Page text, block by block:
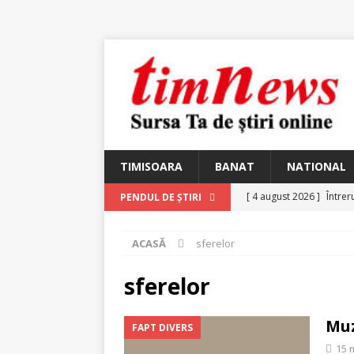
TIMISOARA BANAT NATIONAL
PENDUL DE ȘTIRI [ 4 august 2026 ]
Ungureanu,
ACASĂ sferelor
sferelor
FAPT DIVERS
15